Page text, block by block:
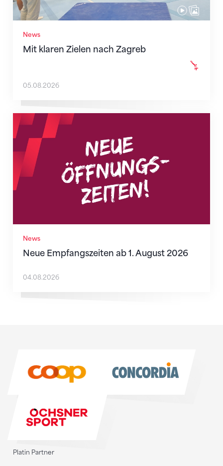
News
Mit klaren Zielen nach Zagreb
05.08.2026
News
Neue Empfangszeiten ab 1. August 2026
Neue Empfangszeiten ab 1. August 2026
04.08.2026
Platin Partner